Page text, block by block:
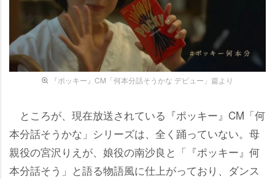
『ポッキー』CM「何本分話そうかな デビュー」篇より
ところが、現在放送されている『ポッキー』CM「何
本分話そうかな」シリーズは、全く踊っていない。母
親役の宮沢りえが、娘役の南沙良と「『ポッキー』何
本分話そう」と語る物語風に仕上がっており、ダンス